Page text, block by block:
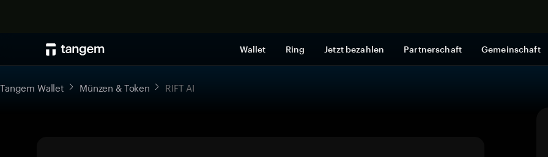
Wallet Ring Jetzt bezahlen Partnerschaft Gemeinschaft
Tangem Wallet Münzen & Token RIFT AI